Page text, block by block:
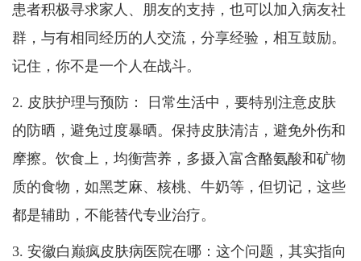
患者积极寻求家人、朋友的支持，也可以加入病友社
群，与有相同经历的人交流，分享经验，相互鼓励。
记住，你不是一个人在战斗。
2. 皮肤护理与预防： 日常生活中，要特别注意皮肤
的防晒，避免过度暴晒。保持皮肤清洁，避免外伤和
摩擦。饮食上，均衡营养，多摄入富含酪氨酸和矿物
质的食物，如黑芝麻、核桃、牛奶等，但切记，这些
都是辅助，不能替代专业治疗。
3. 安徽白巅疯皮肤病医院在哪：这个问题，其实指向